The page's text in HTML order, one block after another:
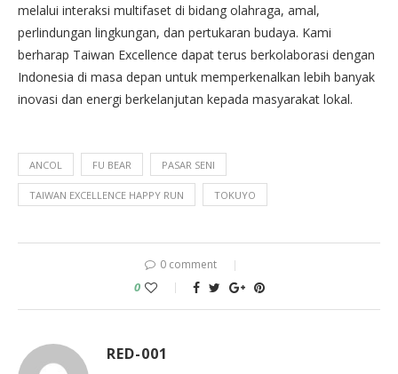
melalui interaksi multifaset di bidang olahraga, amal,
perlindungan lingkungan, dan pertukaran budaya. Kami
berharap Taiwan Excellence dapat terus berkolaborasi dengan
Indonesia di masa depan untuk memperkenalkan lebih banyak
inovasi dan energi berkelanjutan kepada masyarakat lokal.
ANCOL FU BEAR PASAR SENI
TAIWAN EXCELLENCE HAPPY RUN TOKUYO
0 comment
0
RED-001